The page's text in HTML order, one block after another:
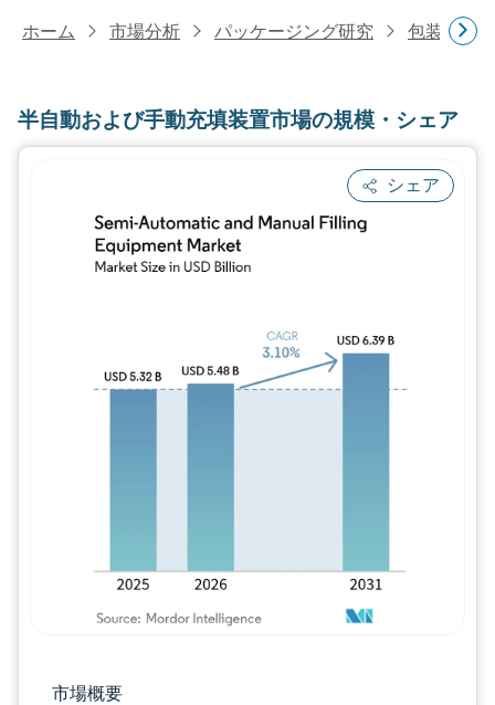
ホーム 市場分析 パッケージング研究 包装機械
半自動および手動充填装置市場の規模・シェア
シェア
市場概要